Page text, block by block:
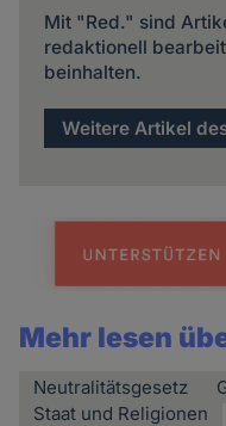
Mit "Red." sind
redaktionell
beinhalten.
Weitere Artikel
Mehr lesen
Neutralitätsgesetz
Staat und Religionen